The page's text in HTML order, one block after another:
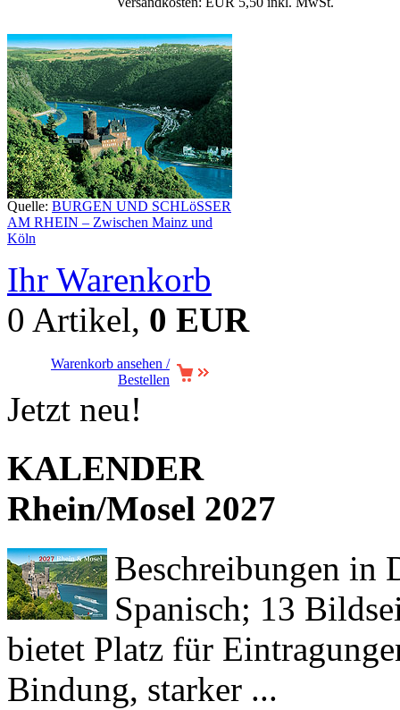
Quelle: BURGEN UND SCHLöSSER
AM RHEIN – Zwischen Mainz und
Köln
Ihr Warenkorb
0 Artikel, 0 EUR
Warenkorb ansehen /
Bestellen
Jetzt neu!
KALENDER
Rhein/Mosel 2027
Beschreibungen in
Spanisch; 13
bietet Platz für
Bindung, starker ...